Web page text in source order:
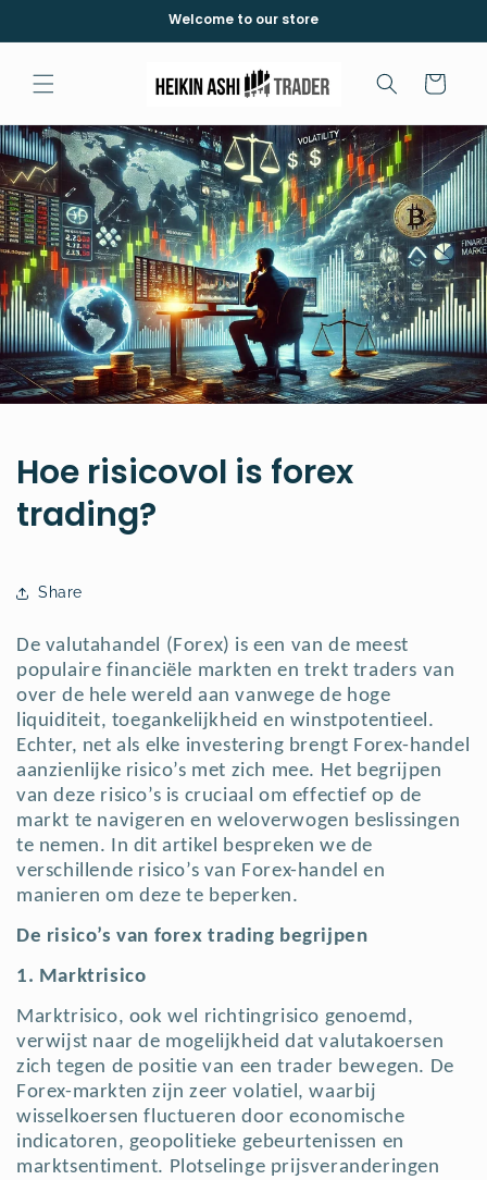
au
Welcome to our store
Panier
Hoe risicovol is forex
trading?
Share
De valutahandel (Forex) is een van de meest
populaire financiële markten en trekt traders van
over de hele wereld aan vanwege de hoge
liquiditeit, toegankelijkheid en winstpotentieel.
Echter, net als elke investering brengt Forex-handel
aanzienlijke risico’s met zich mee. Het begrijpen
van deze risico’s is cruciaal om effectief op de
markt te navigeren en weloverwogen beslissingen
te nemen. In dit artikel bespreken we de
verschillende risico’s van Forex-handel en
manieren om deze te beperken.
De risico’s van forex trading begrijpen
1. Marktrisico
Marktrisico, ook wel richtingrisico genoemd,
verwijst naar de mogelijkheid dat valutakoersen
zich tegen de positie van een trader bewegen. De
Forex-markten zijn zeer volatiel, waarbij
wisselkoersen fluctueren door economische
indicatoren, geopolitieke gebeurtenissen en
marktsentiment. Plotselinge prijsveranderingen